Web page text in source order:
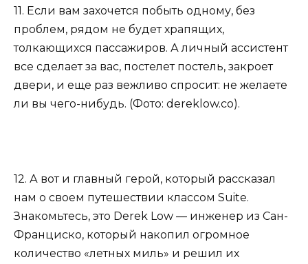
11. Если вам захочется побыть одному, без
проблем, рядом не будет храпящих,
толкающихся пассажиров. А личный ассистент
все сделает за вас, постелет постель, закроет
двери, и еще раз вежливо спросит: не желаете
ли вы чего-нибудь. (Фото: dereklow.co).
12. А вот и главный герой, который рассказал
нам о своем путешествии классом Suite.
Знакомьтесь, это Derek Low — инженер из Сан-
Франциско, который накопил огромное
количество «летных миль» и решил их